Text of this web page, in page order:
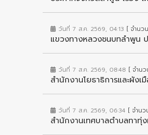
วันที่ 7 ส.ค. 2569, 04:13 [ จำนว
แขวงทางหลวงชนบทลำพูน
วันที่ 7 ส.ค. 2569, 08:48 [ จำน
สำนักงานโยธาธิการและผังเ
วันที่ 7 ส.ค. 2569, 06:34 [ จำน
สำนักงานเทศบาลตำบลทาทุ่